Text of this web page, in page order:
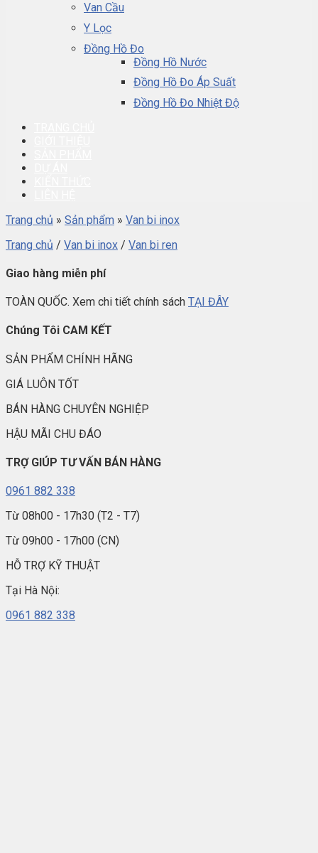
Van Cầu
Y Lọc
Đồng Hồ Đo
Đồng Hồ Nước
Đồng Hồ Đo Áp Suất
Đồng Hồ Đo Nhiệt Độ
Trang chủ » Sản phẩm » Van bi inox
Trang chủ / Van bi inox / Van bi ren
Giao hàng miễn phí
TOÀN QUỐC. Xem chi tiết chính sách TẠI ĐÂY
Chúng Tôi CAM KẾT
SẢN PHẨM CHÍNH HÃNG
GIÁ LUÔN TỐT
BÁN HÀNG CHUYÊN NGHIỆP
HẬU MÃI CHU ĐÁO
TRỢ GIÚP TƯ VẤN BÁN HÀNG
0961 882 338
Từ 08h00 - 17h30 (T2 - T7)
Từ 09h00 - 17h00 (CN)
HỖ TRỢ KỸ THUẬT
Tại Hà Nội:
0961 882 338